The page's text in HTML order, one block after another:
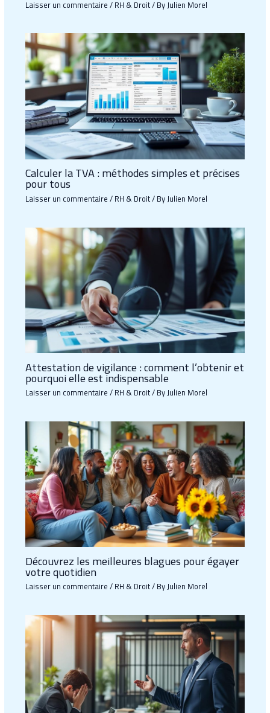
Laisser un commentaire/RH & Droit/ ByJulien Morel
Calculer la TVA : méthodes simples et précises
pour tous
Laisser un commentaire/RH & Droit/ ByJulien Morel
Attestation de vigilance : comment l’obtenir et
pourquoi elle est indispensable
Laisser un commentaire/RH & Droit/ ByJulien Morel
Découvrez les meilleures blagues pour égayer
votre quotidien
Laisser un commentaire/RH & Droit/ ByJulien Morel